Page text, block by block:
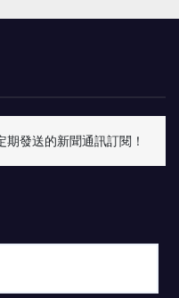
發送的新聞通訊訂閱！